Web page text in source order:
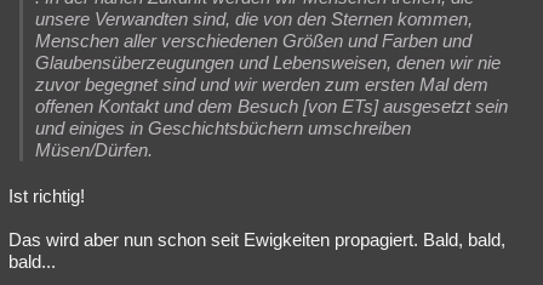
unsere Verwandten sind, die von den Sternen kommen,
Menschen aller verschiedenen Größen und Farben und
Glaubensüberzeugungen und Lebensweisen, denen wir nie
zuvor begegnet sind und wir werden zum ersten Mal dem
offenen Kontakt und dem Besuch [von ETs] ausgesetzt sein
und einiges in Geschichtsbüchern umschreiben
Müsen/Dürfen.
Ist richtig!
Das wird aber nun schon seit Ewigkeiten propagiert. Bald, bald,
bald...